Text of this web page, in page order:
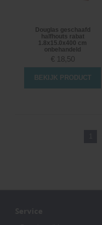
Douglas geschaafd
halfhouts rabat
1.8x15.0x400 cm
onbehandeld
€ 18,50
BEKIJK PRODUCT